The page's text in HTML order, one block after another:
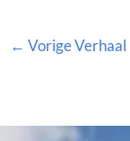
← Vorige Verhaal